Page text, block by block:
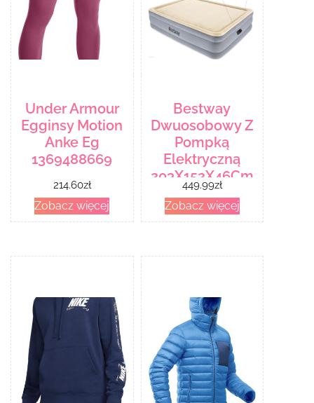
Under Armour
Egginsy Motion
Anke Eg
1369488669
214.60zł
Zobacz więcej
Bestway
Dwuosobowy Z
Pompką
Elektryczną
203X152X46Cm
67486
449.99zł
Zobacz więcej